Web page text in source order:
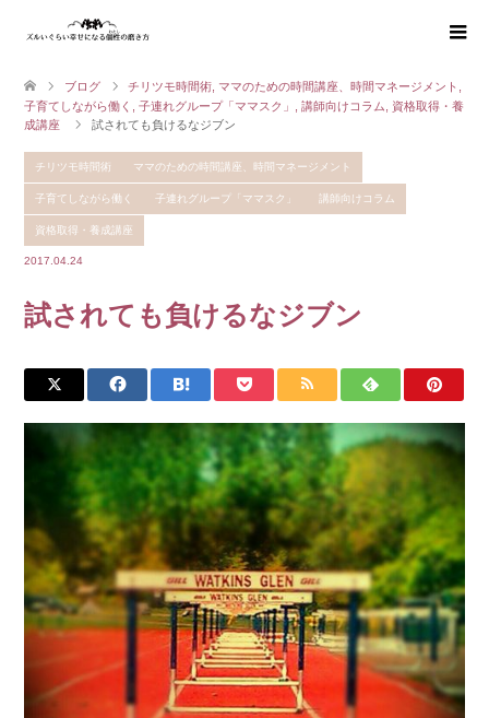
ブログ チリツモ時間術 ママのための時間講座、時間マネージメント
子育てしながら働く
子連れグループ「ママスク」 講師向けコラム
資格取得・養
成講座
試されても負けるなジブン
チリツモ時間術 ママのための時間講座、時間マネージメント
子育てしながら働く 子連れグループ「ママスク」 講師向けコラム
資格取得・養成講座
2017.04.24
試されても負けるなジブン